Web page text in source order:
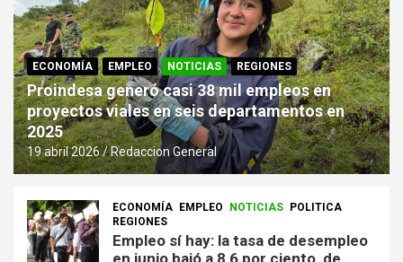
ECONOMÍA EMPLEO NOTICIAS REGIONES
Proindesa generó casi 38 mil empleos en
proyectos viales en seis departamentos en
2025
19 abril 2026 Redaccion General
ECONOMÍA EMPLEO NOTICIAS
POLITICA
REGIONES
Empleo sí hay: la tasa de desempleo